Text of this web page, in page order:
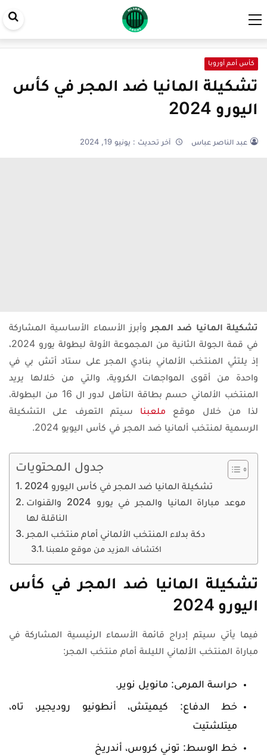
كأس أمم أوروبا
تشكيلة المانيا ضد المجر في كأس
اليورو 2024
عبد الناصر عباس آخر تحديث : يونيو 19, 2024
تشكيلة المانيا ضد المجر وأبرز الأسماء الأساسية المشاركة
في قمة الجولة الثانية من المجموعة الأولة لبطولة يورو 2024،
إذ يلتثي المنتخب الألماني بنادي المجر على ستاد أتش بي في
واحدة من أقوى المواجهات الكروية، والتي من خلالها يريد
المنتخب الألماني حسم بطاقة التأهل لدور ال 16 من البطولة،
لذا من خلال موقع ملعبنا سيتم التعرف على التشكيلة
الرسمية لمنتخب ألمانيا ضد المجر في كأس اليويو 2024.
جدول المحتويات
تشكيلة المانيا ضد المجر في كأس اليورو 2024
موعد مباراة المانيا والمجر في يورو 2024 والقنوات
الناقلة لها
دكة بدلاء المنتخب الألماني أمام منتخب المجر
اكتشاف المزيد من موقع ملعبنا
تشكيلة المانيا ضد المجر في كأس
اليورو 2024
فيما يأتي سيتم إدراج قائمة الأسماء الرئيسية المشاركة في
مباراة المنتخب الألماني الليلىة أمام منتخب المجر:
حراسة المرمى: مانويل نوير.
خط الدفاع: كيميتش، أنطونيو روديجير، تاه،
ميتلشتيت
خط الوسط: توني كروس، أندريخ